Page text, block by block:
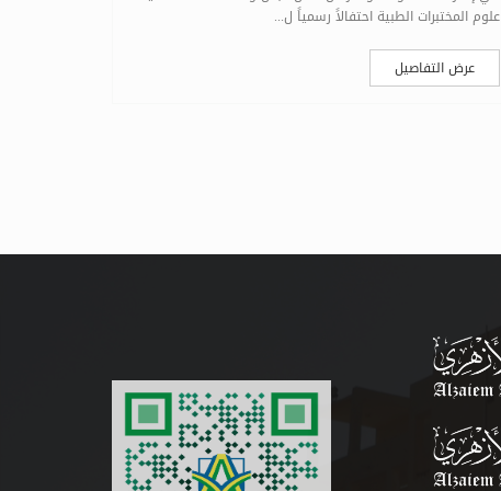
علوم المختبرات الطبية احتفالاً رسمياً ل...
عرض التفاصيل